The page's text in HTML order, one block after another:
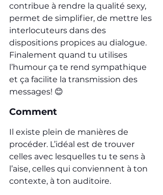
contribue à rendre la qualité sexy,
permet de simplifier, de mettre les
interlocuteurs dans des
dispositions propices au dialogue.
Finalement quand tu utilises
l’humour ça te rend sympathique
et ça facilite la transmission des
messages! 😊
Comment
Il existe plein de manières de
procéder. L’idéal est de trouver
celles avec lesquelles tu te sens à
l’aise, celles qui conviennent à ton
contexte, à ton auditoire.